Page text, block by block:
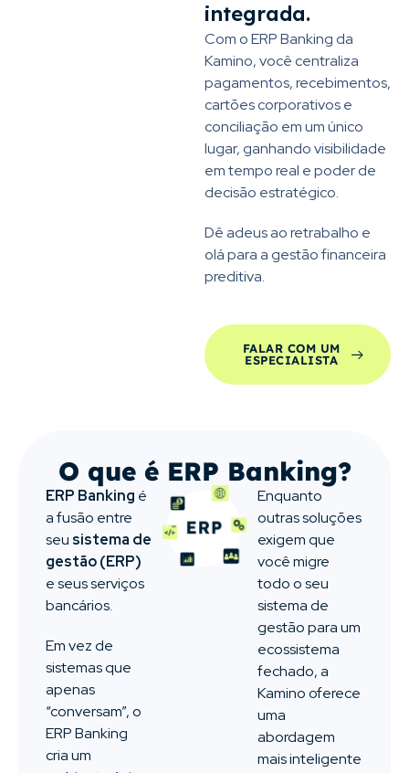
integrada.
Com o ERP Banking da
Kamino, você centraliza
pagamentos, recebimentos,
cartões corporativos e
conciliação em um único
lugar, ganhando visibilidade
em tempo real e poder de
decisão estratégico.
Dê adeus ao retrabalho e
olá para a gestão financeira
preditiva.
FALAR COM UM
ESPECIALISTA
O que é ERP Banking?
ERP Banking é
a fusão entre
seu sistema de
gestão (ERP)
e seus serviços
bancários.
Em vez de
sistemas que
apenas
“conversam”, o
ERP Banking
cria um
Enquanto
outras soluções
exigem que
você migre
todo o seu
sistema de
gestão para um
ecossistema
fechado, a
Kamino oferece
uma
abordagem
mais inteligente